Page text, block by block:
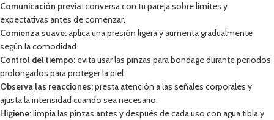
Comunicación previa:conversa con tu pareja sobre límites y
expectativas antes de comenzar.
Comienza suave:aplica una presión ligera y aumenta gradualmente
según la comodidad.
Control del tiempo: evita usar las pinzas para bondage durante periodos
prolongados para proteger la piel.
Observa las reacciones:presta atención a las señales corporales y
ajusta la intensidad cuando sea necesario.
Higiene:limpia las pinzas antes y después de cada uso con agua tibia y